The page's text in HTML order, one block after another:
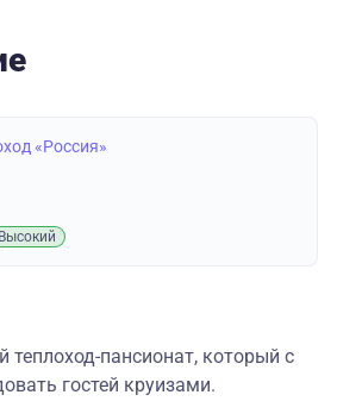
«Россия»
Высокий
теплоход-пансионат, который с
гостей круизами.